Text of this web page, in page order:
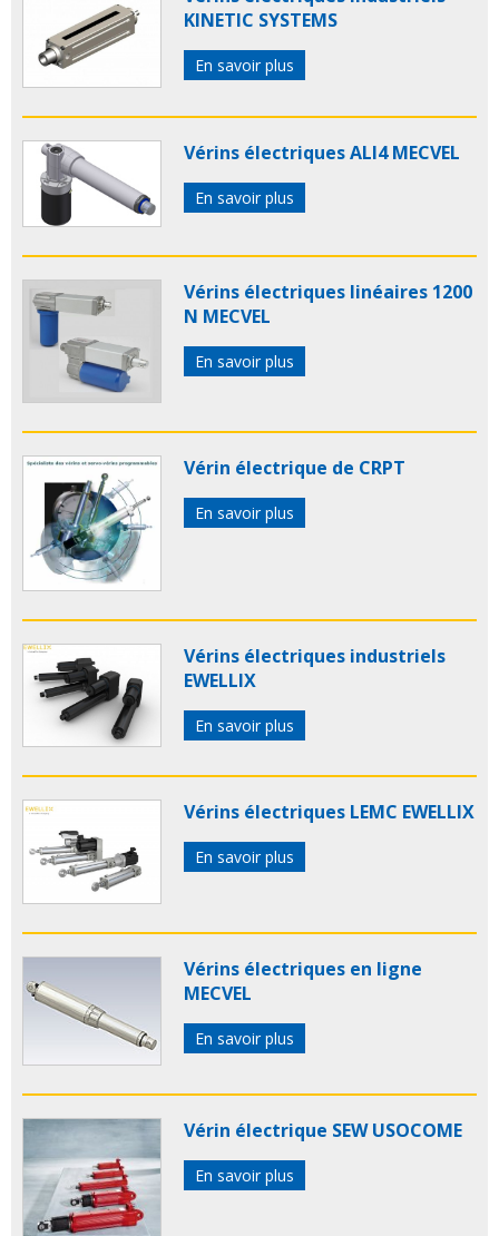
KINETIC SYSTEMS
En savoir plus
Vérins électriques ALI4 MECVEL
En savoir plus
Vérins électriques linéaires 1200
N MECVEL
En savoir plus
Vérin électrique de CRPT
En savoir plus
Vérins électriques industriels
EWELLIX
En savoir plus
Vérins électriques LEMC EWELLIX
En savoir plus
Vérins électriques en ligne
MECVEL
En savoir plus
Vérin électrique SEW USOCOME
En savoir plus